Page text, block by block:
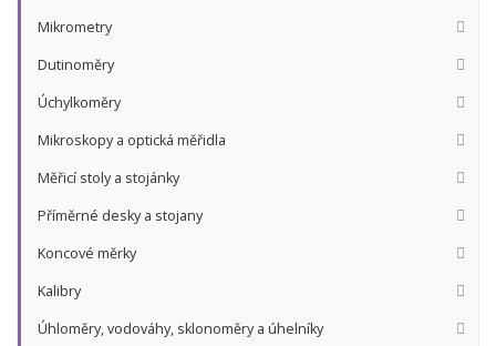
Mikrometry
Dutinoměry
Úchylkoměry
Mikroskopy a optická měřidla
Měřicí stoly a stojánky
Příměrné desky a stojany
Koncové měrky
Kalibry
Úhloměry, vodováhy, sklonoměry a úhelníky